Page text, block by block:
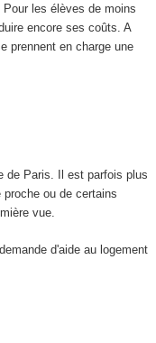
les élèves de moins
encore ses coûts. A
prennent en charge une
de Paris. Il est parfois plus
ou de certains
vue.
d'aide au logement